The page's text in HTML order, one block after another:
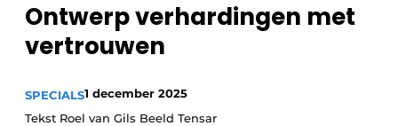
Ontwerp verhardingen met
vertrouwen
SPECIALS1 december 2025
Tekst Roel van Gils Beeld Tensar